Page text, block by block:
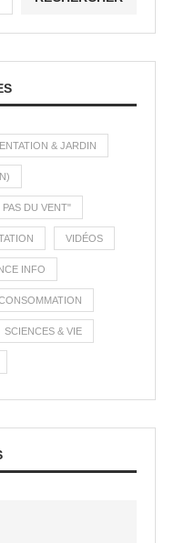
& JARDIN
DU VENT"
VIDÉOS
INFO
SCIENCES & VIE